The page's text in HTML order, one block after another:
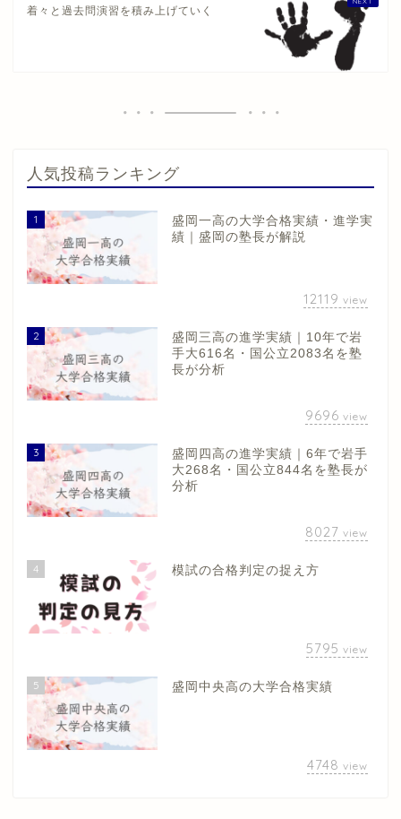
着々と過去問演習を積み上げていく
人気投稿ランキング
1
盛岡一高の大学合格実績・進学実
績｜盛岡の塾長が解説
12119 view
2
盛岡三高の進学実績｜10年で岩
手大616名・国公立2083名を塾
長が分析
9696 view
3
盛岡四高の進学実績｜6年で岩手
大268名・国公立844名を塾長が
分析
8027 view
4 模試の合格判定の捉え方
5795 view
5 盛岡中央高の大学合格実績
4748 view